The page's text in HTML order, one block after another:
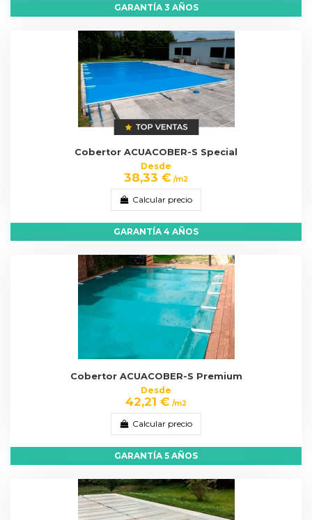
GARANTÍA 3 AÑOS
Cobertor ACUACOBER-S Special
Desde
38,33 € /m2
Calcular precio
GARANTÍA 4 AÑOS
Cobertor ACUACOBER-S Premium
Desde
42,21 € /m2
Calcular precio
GARANTÍA 5 AÑOS